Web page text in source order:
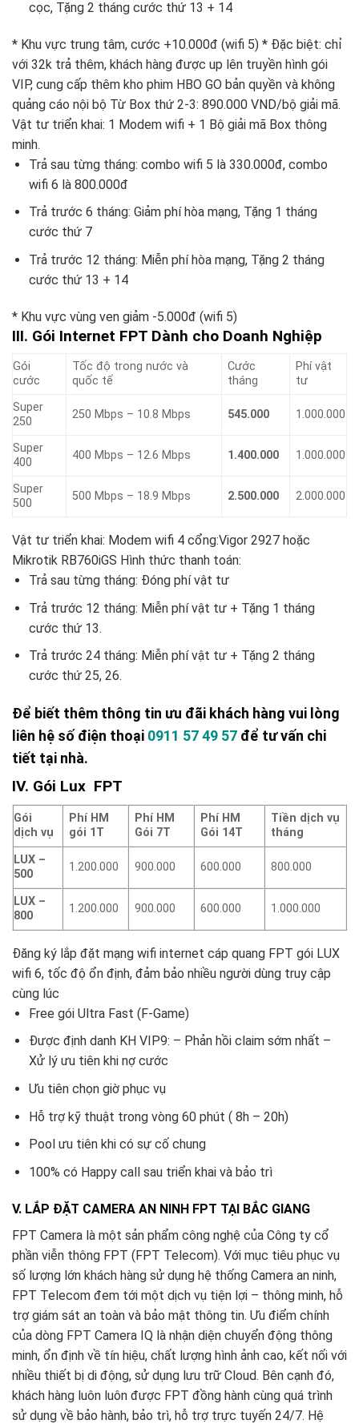
cọc, Tặng 2 tháng cước thứ 13 + 14
* Khu vực trung tâm, cước +10.000đ (wifi 5) * Đặc biệt: chỉ
với 32k trả thêm, khách hàng được up lên truyền hình gói
VIP, cung cấp thêm kho phim HBO GO bản quyền và không
quảng cáo nội bộ Từ Box thứ 2-3: 890.000 VND/bộ giải mã.
Vật tư triển khai: 1 Modem wifi + 1 Bộ giải mã Box thông
minh.
Trả sau từng tháng: combo wifi 5 là 330.000đ, combo
wifi 6 là 800.000đ
Trả trước 6 tháng: Giảm phí hòa mạng, Tặng 1 tháng
cước thứ 7
Trả trước 12 tháng: Miễn phí hòa mạng, Tặng 2 tháng
cước thứ 13 + 14
* Khu vực vùng ven giảm -5.000đ (wifi 5)
III. Gói Internet FPT Dành cho Doanh Nghiệp
Gói
cước
Tốc độ trong nước và
quốc tế
Cước
tháng
Phí vật
tư
Super
250
250 Mbps – 10.8 Mbps 545.000 1.000.000
Super
400
400 Mbps – 12.6 Mbps 1.400.000 1.000.000
Super
500
500 Mbps – 18.9 Mbps 2.500.000 2.000.000
Vật tư triển khai: Modem wifi 4 cổng:Vigor 2927 hoặc
Mikrotik RB760iGS Hình thức thanh toán:
Trả sau từng tháng: Đóng phí vật tư
Trả trước 12 tháng: Miễn phí vật tư + Tặng 1 tháng
cước thứ 13.
Trả trước 24 tháng: Miễn phí vật tư + Tặng 2 tháng
cước thứ 25, 26.
Để biết thêm thông tin ưu đãi khách hàng vui lòng
liên hệ số điện thoại 0911 57 49 57 để tư vấn chi
tiết tại nhà.
IV. Gói Lux FPT
Gói
dịch vụ
Phí HM
gói 1T
Phí HM
Gói 7T
Phí HM
Gói 14T
Tiền dịch vụ
tháng
LUX –
500
1.200.000 900.000 600.000 800.000
LUX –
800
1.200.000 900.000 600.000 1.000.000
Đăng ký lắp đặt mạng wifi internet cáp quang FPT gói LUX
wifi 6, tốc độ ổn định, đảm bảo nhiều người dùng truy cập
cùng lúc
Free gói Ultra Fast (F-Game)
Được định danh KH VIP9: – Phản hồi claim sớm nhất –
Xử lý ưu tiên khi nợ cước
Ưu tiên chọn giờ phục vụ
Hỗ trợ kỹ thuật trong vòng 60 phút ( 8h – 20h)
Pool ưu tiên khi có sự cố chung
100% có Happy call sau triển khai và bảo trì
V. LẮP ĐẶT CAMERA AN NINH FPT TẠI BẮC GIANG
FPT Camera là một sản phẩm công nghệ của Công ty cổ
phần viễn thông FPT (FPT Telecom). Với mục tiêu phục vụ
số lượng lớn khách hàng sử dụng hệ thống Camera an ninh,
FPT Telecom đem tới một dịch vụ tiện lợi – thông minh, hỗ
trợ giám sát an toàn và bảo mật thông tin. Ưu điểm chính
của dòng FPT Camera IQ là nhận diện chuyển động thông
minh, ổn định về tín hiệu, chất lượng hình ảnh cao, kết nối với
nhiều thiết bị di động, sử dụng lưu trữ Cloud. Bên cạnh đó,
khách hàng luôn luôn được FPT đồng hành cùng quá trình
sử dụng về bảo hành, bảo trì, hỗ trợ trực tuyến 24/7. Hệ